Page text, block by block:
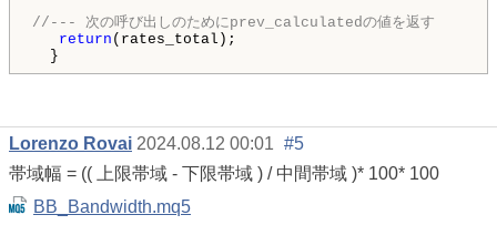
//--- 次の呼び出しのためにprev_calculatedの値を返す
return (rates_total);
Lorenzo Rovai 2024.08.12 00:01 #5
帯域幅 = (( 上限帯域 - 下限帯域 ) / 中間帯域 )* 100* 100
BB_Bandwidth.mq5